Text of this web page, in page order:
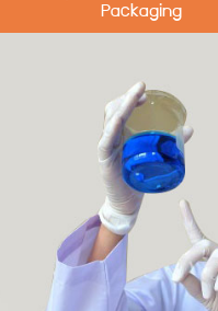
Packaging